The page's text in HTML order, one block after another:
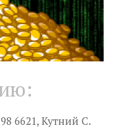
6621, Кутний С.